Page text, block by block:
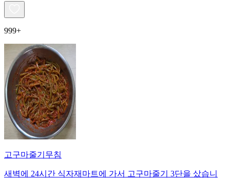
999+
고구마줄기무침
새벽에 24시간 식자재마트에 가서 고구마줄기 3단을 샀습니